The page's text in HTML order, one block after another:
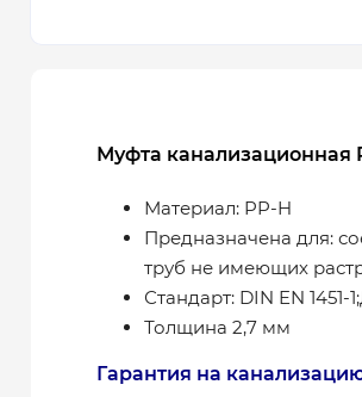
Муфта канализационная
Материал: PP-H
Предназначена для:
труб не имеющих
Стандарт: DIN EN
Толщина 2,7 мм
Гарантия на